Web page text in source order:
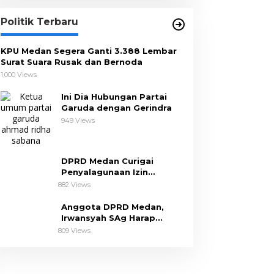
Politik Terbaru
KPU Medan Segera Ganti 3.388 Lembar
Surat Suara Rusak dan Bernoda
1,000 Views
Ini Dia Hubungan Partai
Garuda dengan Gerindra
949 Views
DPRD Medan Curigai
Penyalagunaan Izin
Pembangunan The Riez
882 Views
Anggota DPRD Medan,
Irwansyah SAg Harap
Pemko Perhatikan Keluhan
809 Views